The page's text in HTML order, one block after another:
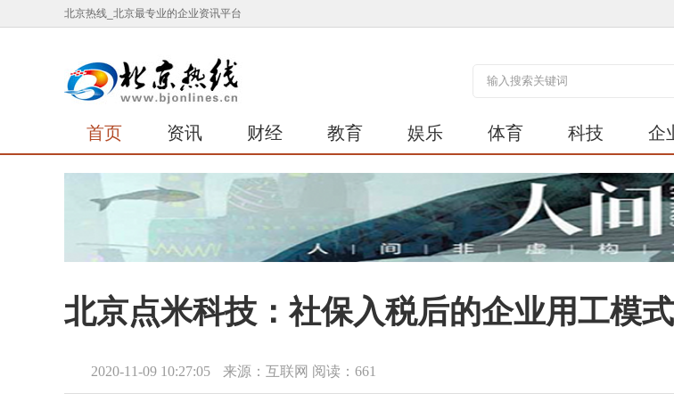
北京热线_北京最专业的企业资讯平台
首页 资讯 财经 教育 娱乐 体育 科技 企
北京点米科技：社保入税后的企业用工模
2020-11-09 10:27:05 来源：互联网 阅读：661